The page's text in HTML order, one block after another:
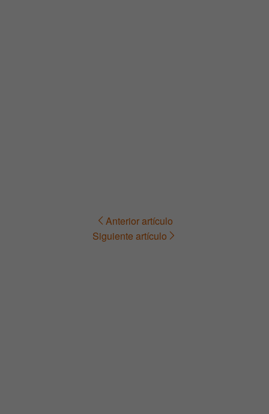
Navegación Anterior artículo
Siguiente artículo